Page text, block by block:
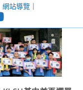
網站導覽｜